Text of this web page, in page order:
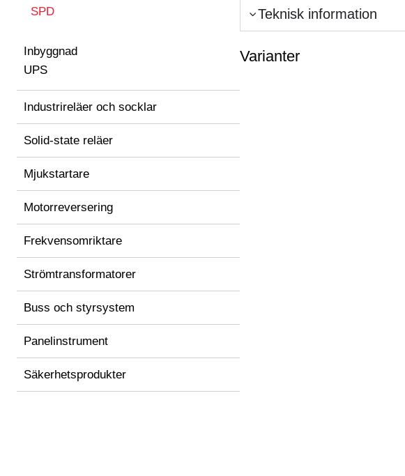
SPD
Inbyggnad
UPS
Industrireläer och socklar
Solid-state reläer
Mjukstartare
Motorreversering
Frekvensomriktare
Strömtransformatorer
Buss och styrsystem
Panelinstrument
Säkerhetsprodukter
Teknisk information
Varianter